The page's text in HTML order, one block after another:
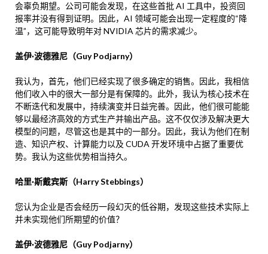
会辜负期望。公司可能会发现，在这些首批 AI 工具中，投资回
报率并没有得到证明。因此，AI 领域可能会出现一定程度的“降
温”，这可能导致明年对 NVIDIA 芯片的需求减少。
盖伊·波德雅尼（Guy Podjarny）
我认为，首先，他们已经实现了很多确定的销售。因此，我相信
他们收入中的很大一部分是有保障的。此外，我认为核心技术在
不断迭代和发展中，持续演变并日益完善。因此，他们很可能能
够以最经济高效的方式生产并输出产品。这不仅仅涉及解决更大
模型的问题，尽管这也是其中的一部分。因此，我认为他们在制
造、知识产权、计算能力以及 CUDA 开发环境中占据了重要优
势。我认为这些优势相当持久。
哈里·斯戴宾斯（Harry Stebbings）
您认为企业是否会经历一段幻灭的低谷期，发现这些技术实际上
并未实现他们所期望的价值？
盖伊·波德雅尼（Guy Podjarny）